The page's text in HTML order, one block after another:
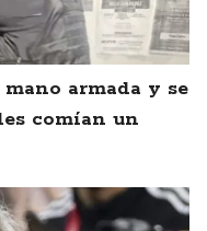
armada y se
comían un